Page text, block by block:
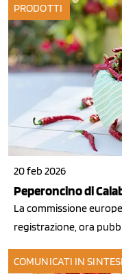
PRODOTTI
20 feb 2026
Peperoncino di
La commissione
registrazione, ora
COMUNICATI IN SINTESI